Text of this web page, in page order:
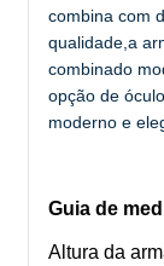
combina com
qualidade,a
combinado
opção de
moderno e
Guia de
Altura da